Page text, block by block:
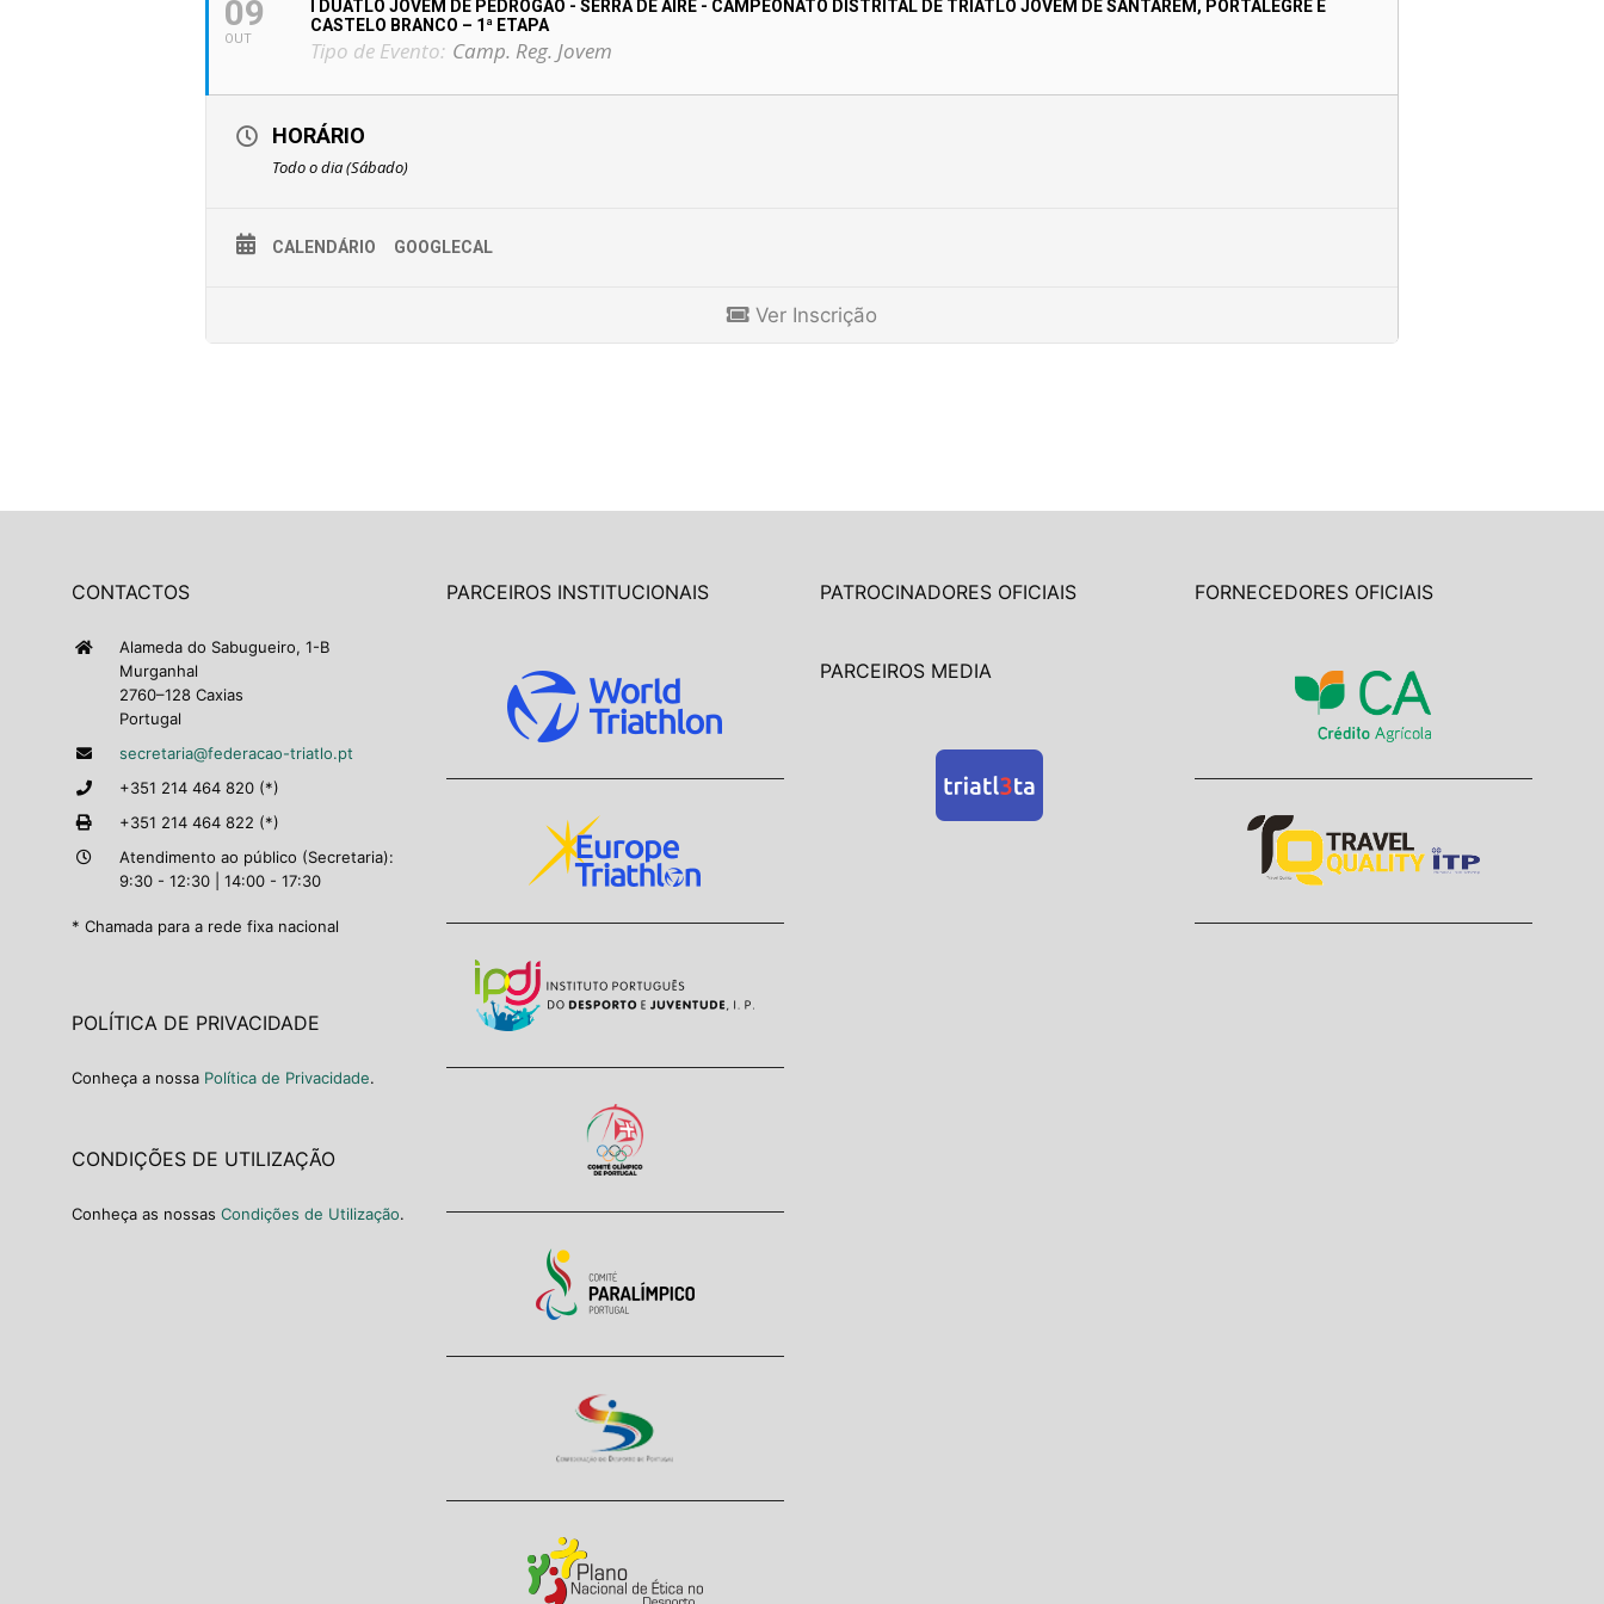
09
OUT
I DUATLO JOVEM DE PEDRÓGÃO - SERRA DE AIRE - CAMPEONATO DISTRITAL DE TRIATLO JOVEM DE SANTARÉM, PORTALEGRE E
CASTELO BRANCO – 1ª ETAPA
Tipo de Evento: Camp. Reg. Jovem
HORÁRIO
Todo o dia (Sábado)
CALENDÁRIO GOOGLECAL
Ver Inscrição
CONTACTOS
Alameda do Sabugueiro, 1-B
Murganhal
2760–128 Caxias
Portugal
secretaria@federacao-triatlo.pt
+351 214 464 820 (*)
+351 214 464 822 (*)
Atendimento ao público (Secretaria):
9:30 - 12:30 | 14:00 - 17:30
* Chamada para a rede fixa nacional
POLÍTICA DE PRIVACIDADE
Conheça a nossa Política de Privacidade.
CONDIÇÕES DE UTILIZAÇÃO
Conheça as nossas Condições de Utilização.
PARCEIROS INSTITUCIONAIS PATROCINADORES OFICIAIS
PARCEIROS MEDIA
FORNECEDORES OFICIAIS